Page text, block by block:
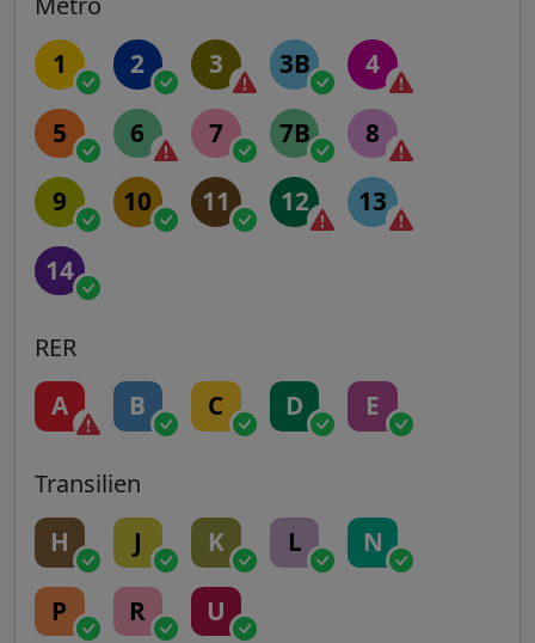
1 2 3 3B 4
5 6 7 7B 8
9 10 11 12 13
14
RER
A B C D E
Transilien
H J K L N
P R U